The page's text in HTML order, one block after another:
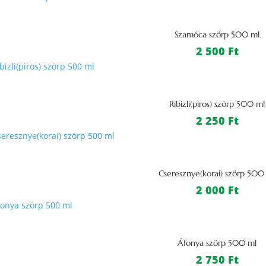
Szamóca szörp 500 ml
2 500 Ft
Ribizli(piros) szörp 500 ml
2 250 Ft
Cseresznye(korai) szörp
2 000 Ft
Áfonya szörp 500 ml
2 750 Ft